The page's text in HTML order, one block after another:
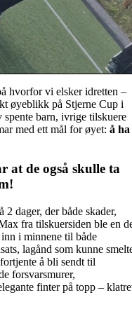
hvorfor vi elsker idretten –
øyeblikk på Stjerne Cup i
barn, ivrige tilskuere
med ett mål for øyet: å ha
at de også skulle ta
dager, der både skader,
fra tilskuersiden ble en
i minnene til både
lagånd som kunne
å bli sendt til
forsvarsmurer,
finter på topp –